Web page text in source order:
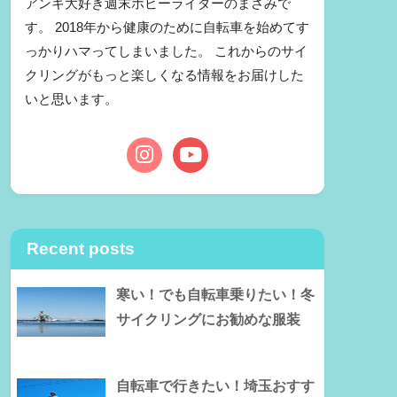
アンキ大好き週末ホビーライダーのまさみで
す。 2018年から健康のために自転車を始めてす
っかりハマってしまいました。 これからのサイ
クリングがもっと楽しくなる情報をお届けした
いと思います。
Recent posts
寒い！でも自転車乗りたい！冬
サイクリングにお勧めな服装
自転車で行きたい！埼玉おすす